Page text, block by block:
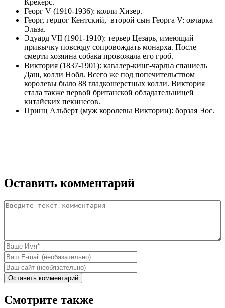
Крекерс.
Георг V (1910-1936): колли Хизер.
Георг, герцог Кентский, второй сын Георга V: овчарка
Эльза.
Эдуард VII (1901-1910): терьер Цезарь, имеющий
привычку повсюду сопровождать монарха. После
смерти хозяина собака провожала его гроб.
Виктория (1837-1901): кавалер-кинг-чарльз спаниель
Даш, колли Нобл. Всего же под попечительством
королевы было 88 гладкошерстных колли. Виктория
стала также первой британской обладательницей
китайских пекинесов.
Принц Альберт (муж королевы Виктории): борзая Эос.
Оставить комментарий
Комментарий*
Ваше имя
E-mail
Домашняя страница
Смотрите также